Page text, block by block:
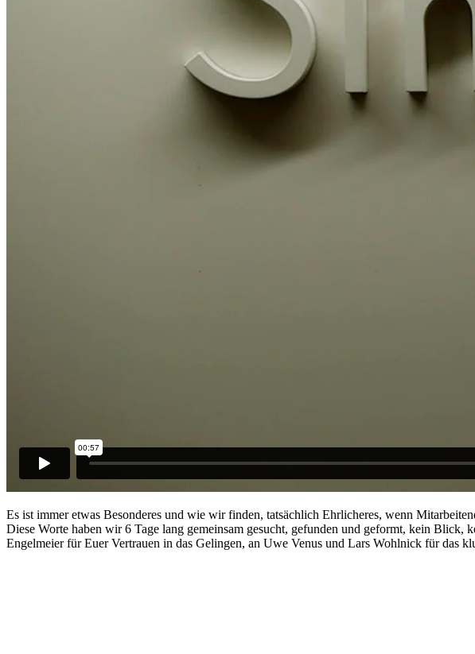
Es ist immer etwas Besonderes und wie wir finden, tatsächlich Ehrlicheres, wenn
Diese Worte haben wir 6 Tage lang gemeinsam gesucht, gefunden und geformt, kein
Engelmeier für Euer Vertrauen in das Gelingen, an Uwe Venus und Lars Wohlnick für